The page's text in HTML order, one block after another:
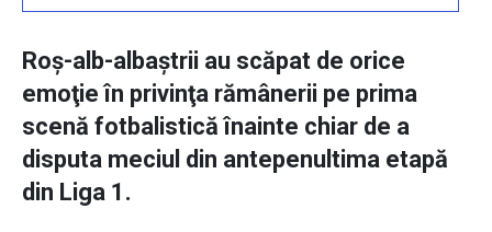
Roş-alb-albaştrii au scăpat de orice
emoţie în privinţa rămânerii pe prima
scenă fotbalistică înainte chiar de a
disputa meciul din antepenultima etapă
din Liga 1.